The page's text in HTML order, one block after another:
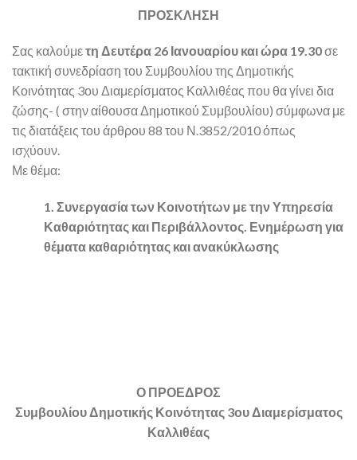
ΠΡΟΣΚΛΗΣΗ
Σας καλούμετη Δευτέρα 26 Ιανουαρίου και ώρα 19.30σε
τακτική συνεδρίαση του Συμβουλίου της Δημοτικής
Κοινότητας 3ου Διαμερίσματος Καλλιθέας που θα γίνει δια
ζώσης- ( στην αίθουσα Δημοτικού Συμβουλίου) σύμφωνα με
τις διατάξεις του άρθρου 88 του Ν.3852/2010 όπως
ισχύουν.
Με θέμα:
1. Συνεργασία των Κοινοτήτων με την Υπηρεσία
Καθαριότητας και Περιβάλλοντος. Ενημέρωση για
θέματα καθαριότητας και ανακύκλωσης
Ο ΠΡΟΕΔΡΟΣ
Συμβουλίου Δημοτικής Κοινότητας 3ου Διαμερίσματος
Καλλιθέας